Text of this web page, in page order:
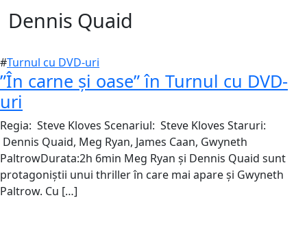
Dennis Quaid
#Turnul cu DVD-uri
”În carne și oase” în Turnul cu DVD-
uri
22
august
201610
noiembrie
Regia: Steve Kloves Scenariul: Steve Kloves Staruri:
Dennis Quaid, Meg Ryan, James Caan, Gwyneth
PaltrowDurata:2h 6min Meg Ryan și Dennis Quaid sunt
protagoniștii unui thriller în care mai apare și Gwyneth
Paltrow. Cu […]